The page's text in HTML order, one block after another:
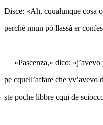
Disce: «Ah, cqualunque cosa
perché nnun pò llassà er
«Pascenza,» dico: «j’avevo
pe cquell’affare che vv’avevo
ste poche libbre cqui de